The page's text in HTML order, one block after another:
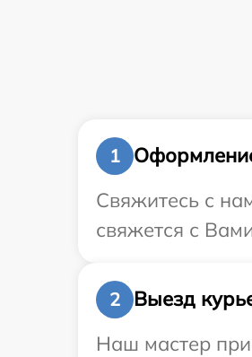
1
Свяжитесь с
свяжется с
2
Выезд
Наш мастер